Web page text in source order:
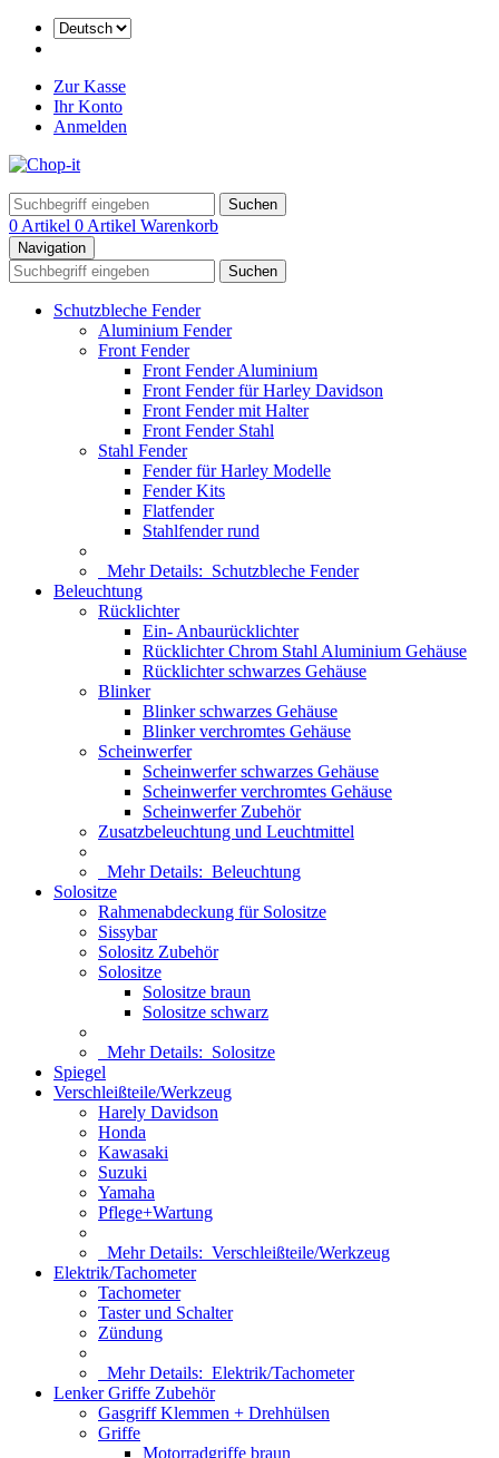
Zur Kasse
Ihr Konto
Anmelden
Suchen
0 Artikel 0 Artikel Warenkorb
Navigation
Suchen
Schutzbleche Fender
Aluminium Fender
Front Fender
Front Fender Aluminium
Front Fender für Harley Davidson
Front Fender mit Halter
Front Fender Stahl
Stahl Fender
Fender für Harley Modelle
Fender Kits
Flatfender
Stahlfender rund
Mehr Details: Schutzbleche Fender
Beleuchtung
Rücklichter
Ein- Anbaurücklichter
Rücklichter Chrom Stahl Aluminium Gehäuse
Rücklichter schwarzes Gehäuse
Blinker
Blinker schwarzes Gehäuse
Blinker verchromtes Gehäuse
Scheinwerfer
Scheinwerfer schwarzes Gehäuse
Scheinwerfer verchromtes Gehäuse
Scheinwerfer Zubehör
Zusatzbeleuchtung und Leuchtmittel
Mehr Details: Beleuchtung
Solositze
Rahmenabdeckung für Solositze
Sissybar
Solositz Zubehör
Solositze
Solositze braun
Solositze schwarz
Mehr Details: Solositze
Spiegel
Verschleißteile/Werkzeug
Harely Davidson
Honda
Kawasaki
Suzuki
Yamaha
Pflege+Wartung
Mehr Details: Verschleißteile/Werkzeug
Elektrik/Tachometer
Tachometer
Taster und Schalter
Zündung
Mehr Details: Elektrik/Tachometer
Lenker Griffe Zubehör
Gasgriff Klemmen + Drehhülsen
Griffe
Motorradgriffe braun